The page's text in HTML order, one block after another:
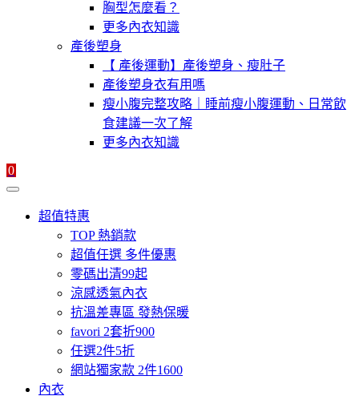
胸型怎麼看？
更多內衣知識
產後塑身
【 產後運動】產後塑身、瘦肚子
產後塑身衣有用嗎
瘦小腹完整攻略｜睡前瘦小腹運動、日常飲
食建議一次了解
更多內衣知識
0
超值特惠
TOP 熱銷款
超值任選 多件優惠
零碼出清99起
涼感透氣內衣
抗溫差專區 發熱保暖
favori 2套折900
任選2件5折
網站獨家款 2件1600
內衣